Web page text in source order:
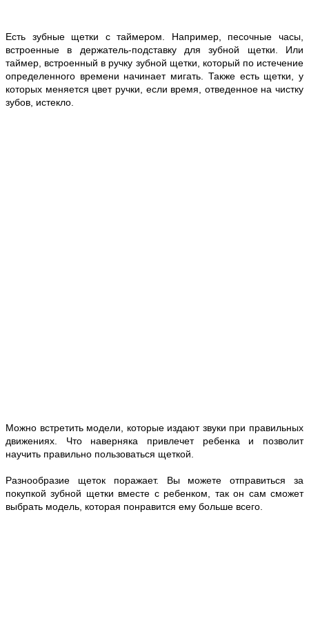
Есть зубные щетки с таймером.
Например, песочные часы,
встроенные в держатель-подставку для зубной щетки. Или
таймер, встроенный в ручку зубной щетки, который по истечение
определенного времени начинает мигать. Также есть щетки, у
которых меняется цвет ручки, если время, отведенное на чистку
зубов, истекло.
Можно встретить модели, которые издают звуки при правильных
движениях. Что наверняка привлечет ребенка и позволит
научить правильно пользоваться щеткой.
Разнообразие щеток поражает. Вы можете отправиться за
покупкой зубной щетки вместе с ребенком, так он сам сможет
выбрать модель, которая понравится ему больше всего.